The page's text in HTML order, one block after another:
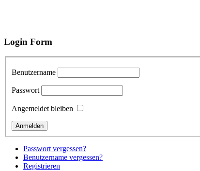
Login Form
Benutzername
Passwort
Angemeldet bleiben
Passwort vergessen?
Benutzername vergessen?
Registrieren